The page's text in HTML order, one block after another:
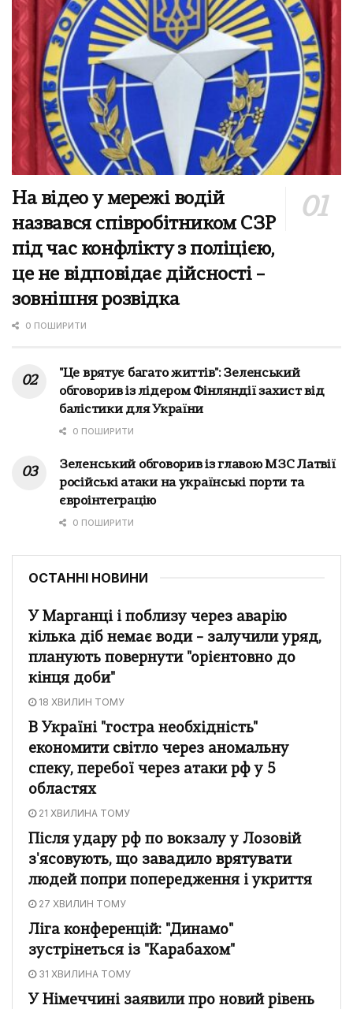
На відео у мережі водій
назвався співробітником СЗР
під час конфлікту з поліцією,
це не відповідає дійсності –
зовнішня розвідка
0 ПОШИРИТИ
"Це врятує багато життів": Зеленський
обговорив із лідером Фінляндії захист від
балістики для України
0 ПОШИРИТИ
Зеленський обговорив із главою МЗС Латвії
російські атаки на українські порти та
євроінтеграцію
0 ПОШИРИТИ
ОСТАННІ НОВИНИ
У Марганці і поблизу через аварію
кілька діб немає води – залучили уряд,
планують повернути "орієнтовно до
кінця доби"
18 ХВИЛИН ТОМУ
В Україні "гостра необхідність"
економити світло через аномальну
спеку, перебої через атаки рф у 5
областях
21 ХВИЛИНА ТОМУ
Після удару рф по вокзалу у Лозовій
з'ясовують, що завадило врятувати
людей попри попередження і укриття
27 ХВИЛИН ТОМУ
Ліга конференцій: "Динамо"
зустрінеться із "Карабахом"
31 ХВИЛИНА ТОМУ
У Німеччині заявили про новий рівень